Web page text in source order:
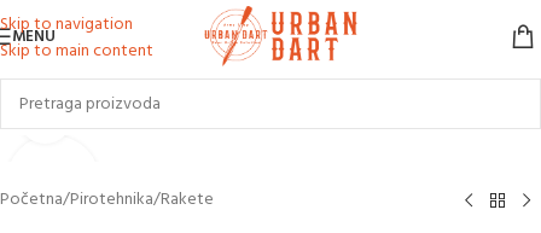
Skip to navigation
Skip to main content
MENU
Klikni za uvećanje slike
Početna/Pirotehnika/Rakete